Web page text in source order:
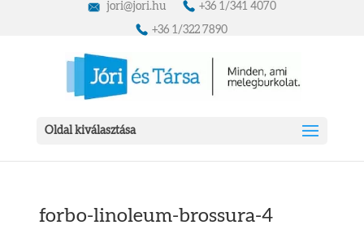
jori@jori.hu +36 1/341 4070
+36 1/322 7890
Oldal kiválasztása
forbo-linoleum-brossura-4